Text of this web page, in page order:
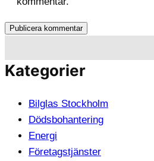
Kategorier
Bilglas Stockholm
Dödsbohantering
Energi
Företagstjänster